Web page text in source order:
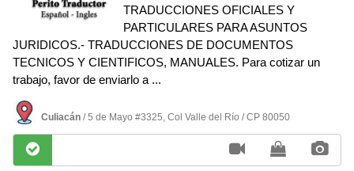
TRADUCCIONES OFICIALES Y
PARTICULARES PARA ASUNTOS
JURIDICOS.- TRADUCCIONES DE DOCUMENTOS
TECNICOS Y CIENTIFICOS, MANUALES. Para cotizar un
trabajo, favor de enviarlo a ...
Culiacán / 5 de Mayo #3325, Col Valle del Rí­o / CP 80050